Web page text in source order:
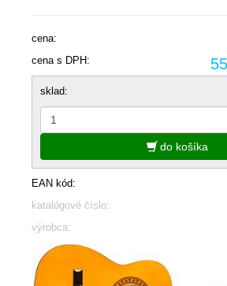
cena:
cena s DPH:
sklad:
do košíka
EAN kód:
katalógové číslo:
výrobca: